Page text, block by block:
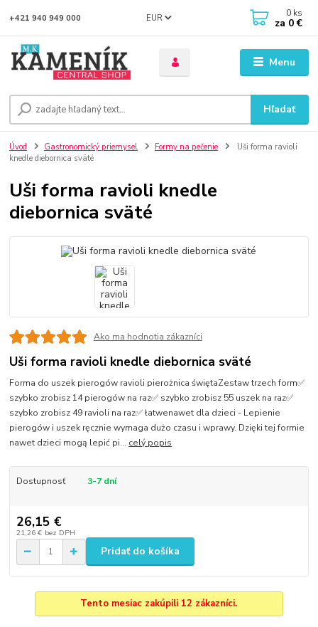
Menu
EUR
Hľadať
+421 940 949 000 0 ks
za 0 €
Úvod Gastronomický priemysel Formy na pečenie
Uši forma ravioli
knedle diebornica sväté
Uši forma ravioli knedle
diebornica sväté
Ako ma hodnotia zákazníci
Uši forma ravioli knedle diebornica sväté
Forma do uszek pierogów ravioli pierożnica świętaZestaw trzech form✅
szybko zrobisz 14 pierogów na raz✅ szybko zrobisz 55 uszek na raz✅
szybko zrobisz 49 ravioli na raz✅ łatwenawet dla dzieci - Lepienie
pierogów i uszek ręcznie wymaga dużo czasu i wprawy. Dzięki tej formie
nawet dzieci mogą lepić pi... celý popis
Dostupnosť 3-7 dní
26,15 €
21,26 € bez DPH
Pridať do košíka
Tento mesiac zakúpili 12 zákazníci.